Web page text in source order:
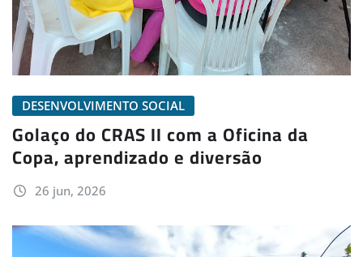
DESENVOLVIMENTO SOCIAL
Golaço do CRAS II com a Oficina da
Copa, aprendizado e diversão
26 jun, 2026